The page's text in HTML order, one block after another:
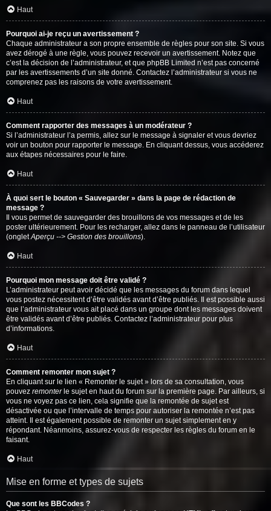
Haut
Pourquoi ai-je reçu un avertissement ?
Chaque administrateur a son propre ensemble de règles pour son site. Si vous
avez dérogé à une règle, vous pouvez recevoir un avertissement. Notez que
c’est la décision de l’administrateur, et que phpBB Limited n’est pas concerné
par les avertissements d’un site donné. Contactez l’administrateur si vous ne
comprenez pas les raisons de votre avertissement.
Haut
Comment rapporter des messages à un modérateur ?
Si l’administrateur l’a permis, allez sur le message à signaler et vous devriez
voir un bouton pour rapporter le message. En cliquant dessus, vous accéderez
aux étapes nécessaires pour le faire.
Haut
À quoi sert le bouton « Sauvegarder » dans la page de rédaction de
message ?
Il vous permet de sauvegarder des brouillons de vos messages et de les
poster ultérieurement. Pour les recharger, allez dans le panneau de l’utilisateur
(ongletAperçu --> Gestion des brouillons).
Haut
Pourquoi mon message doit être validé ?
L’administrateur peut avoir décidé que les messages du forum dans lequel
vous postez nécessitent d’être validés avant d’être publiés. Il est possible aussi
que l’administrateur vous ait placé dans un groupe dont les messages doivent
être validés avant d’être publiés. Contactez l’administrateur pour plus
d’informations.
Haut
Comment remonter mon sujet ?
En cliquant sur le lien « Remonter le sujet » lors de sa consultation, vous
pouvez remonterle sujet en haut du forum sur la première page. Par ailleurs, si
vous ne voyez pas ce lien, cela signifie que la remontée de sujet est
désactivée ou que l’intervalle de temps pour autoriser la remontée n’est pas
atteint. Il est également possible de remonter un sujet simplement en y
répondant. Néanmoins, assurez-vous de respecter les règles du forum en le
faisant.
Haut
Mise en forme et types de sujets
Que sont les BBCodes ?